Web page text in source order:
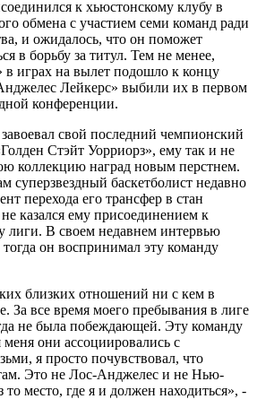
к хьюстонскому клубу в
обмена с участием семи команд ради
и ожидалось, что он поможет
в борьбу за титул. Тем не менее,
в играх на вылет подошло к концу
Лейкерс» выбили их в первом
конференции.
свой последний чемпионский
Стэйт Уорриорз», ему так и не
коллекцию наград новым перстнем.
суперзвездный баскетболист недавно
перехода его трансфер в стан
казался ему присоединением к
лиги. В своем недавнем интервью
он воспринимал эту команду
близких отношений ни с кем в
За все время моего пребывания в лиге
не была побеждающей. Эту команду
они ассоциировались с
я просто почувствовал, что
Это не Лос-Анджелес и не Нью-
место, где я и должен находиться», -